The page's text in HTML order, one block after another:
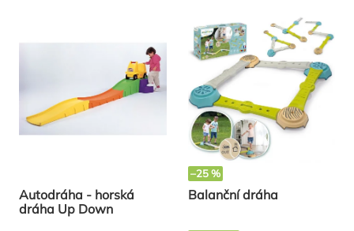
Autodráha - horská
dráha Up Down
–25 %
Balanční dráha